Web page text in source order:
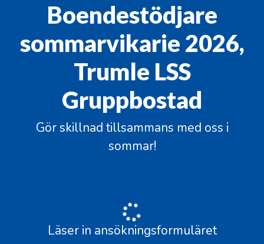
Boendestödjare
sommarvikarie 2026,
Trumle LSS
Gruppbostad
Gör skillnad tillsammans med oss i
sommar!
Läser in ansökningsformuläret